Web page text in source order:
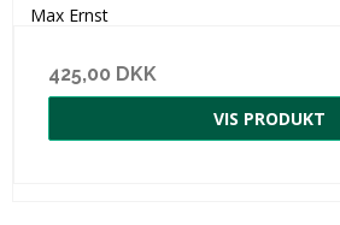
Max Ernst
425,00 DKK
VIS PRODUKT